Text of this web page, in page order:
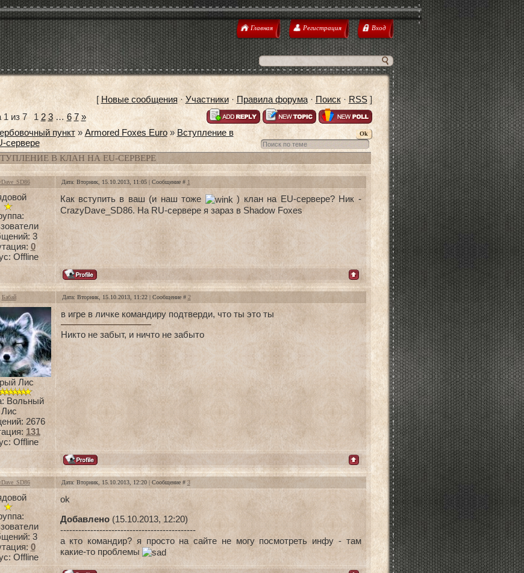
Главная Регистрация Вход
[Новые сообщения·Участники· Правила форума· Поиск· RSS]
1 из7 1 2 3 … 6 7 »
пункт » Armored Foxes Euro » Вступление в
сервере
В КЛАН НА EU-СЕРВЕРЕ
Дата: Вторник, 15.10.2013, 11:05 | Сообщение # 1
3
0
Offline
Как вступить в ваш (и наш тоже
) клан на EU-сервере? Ник -
CrazyDave_SD86. На RU-сервере я зараз в Shadow Foxes
Бабай Дата: Вторник, 15.10.2013, 11:22 | Сообщение # 2
Лис
Вольный
Лис
2676
131
Offline
в игре в личке командиру подтверди, что ты это ты
Никто не забыт, и ничто не забыто
Дата: Вторник, 15.10.2013, 12:20 | Сообщение #3
3
0
Offline
ok
Добавлено(15.10.2013, 12:20)
---------------------------------------------
а кто командир? я просто на сайте не могу посмотреть инфу - там
какие-то проблемы